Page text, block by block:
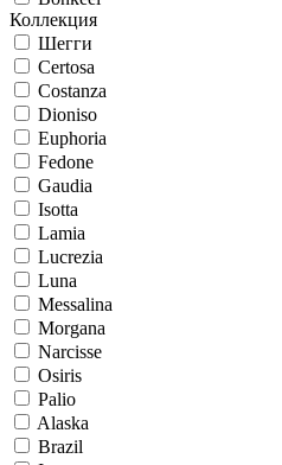
Коллекция
Шегги
Certosa
Costanza
Dioniso
Euphoria
Fedone
Gaudia
Isotta
Lamia
Lucrezia
Luna
Messalina
Morgana
Narcisse
Osiris
Palio
Alaska
Brazil